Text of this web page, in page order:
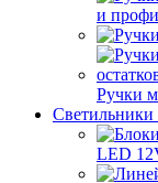
и
Ручки
Светильники
LED